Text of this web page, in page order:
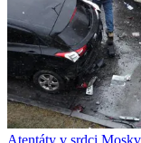
Atentáty v srdci